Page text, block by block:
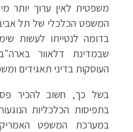
משפטית לאין ערוך יותר
המשפט הכלכלי של תל
בדומה לנטייתו לעשות
שבמדינת דלאוור
העוסקות בדיני תאגידים
בשל כך, חשוב להכיר
בתפיסות הכלכליות
במערכת המשפט